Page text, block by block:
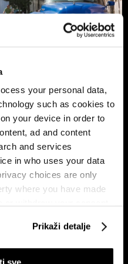
your personal data,
such as cookies to
your device in order to
ad and content
and services
in who uses your data
choices are only
where you have made
to:
Prikaži detalje
sve
Meta postaje
carstvo
četvrtine ekonomije pod